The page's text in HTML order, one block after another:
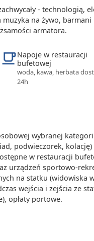
- technologią,
muzyka na żywo,
armatora.
Napoje w restauracji
bufetowej
woda, kawa, herbata
24h
wybranej
podwieczorek, kolację)
w restauracji
urządzeń sportowo-
na statku (widowiska
wejścia i zejścia ze
opłaty portowe.